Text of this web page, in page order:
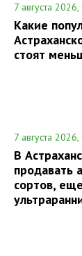
7 августа
Какие
стоят
7 августа 2026,
В
продавать
сортов,